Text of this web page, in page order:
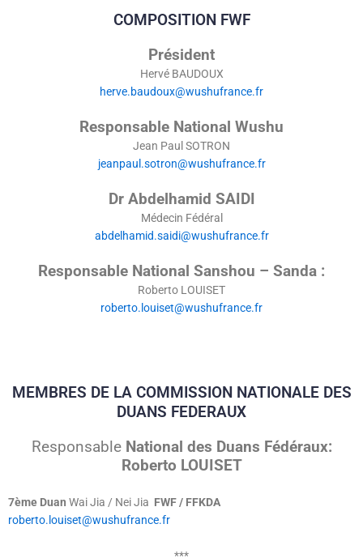
COMPOSITION FWF
Président
Hervé BAUDOUX
herve.baudoux@wushufrance.fr
Responsable National Wushu
Jean Paul SOTRON
jeanpaul.sotron@wushufrance.fr
Dr Abdelhamid SAIDI
Médecin Fédéral
abdelhamid.saidi@wushufrance.fr
Responsable National Sanshou – Sanda :
Roberto LOUISET
roberto.louiset@wushufrance.fr
MEMBRES DE LA COMMISSION NATIONALE DES
DUANS FEDERAUX
ResponsableNational des Duans Fédéraux:
Roberto LOUISET
7ème Duan Wai Jia / Nei Jia FWF / FFKDA
roberto.louiset@wushufrance.fr
***